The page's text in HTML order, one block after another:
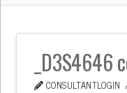
_D3S4646
CONSULTANTLOGIN